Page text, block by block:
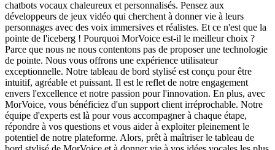
chatbots vocaux chaleureux et personnalisés. Pensez aux
développeurs de jeux vidéo qui cherchent à donner vie à leurs
personnages avec des voix immersives et réalistes. Et ce n'est que la
pointe de l'iceberg ! Pourquoi MorVoice est-il le meilleur choix ?
Parce que nous ne nous contentons pas de proposer une technologie
de pointe. Nous vous offrons une expérience utilisateur
exceptionnelle. Notre tableau de bord stylisé est conçu pour être
intuitif, agréable et puissant. Il est le reflet de notre engagement
envers l'excellence et notre passion pour l'innovation. En plus, avec
MorVoice, vous bénéficiez d'un support client irréprochable. Notre
équipe d'experts est là pour vous accompagner à chaque étape,
répondre à vos questions et vous aider à exploiter pleinement le
potentiel de notre plateforme. Alors, prêt à maîtriser le tableau de